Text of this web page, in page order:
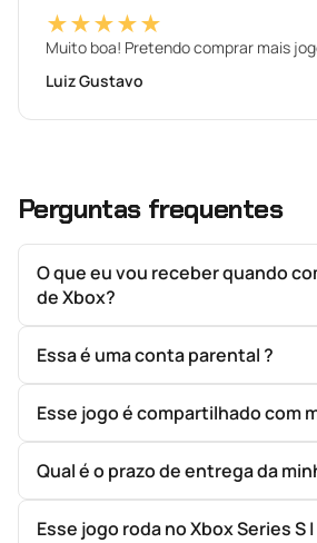
★★★★★
Muito boa! Pretendo comprar mais
Luiz Gustavo
Perguntas frequentes
O que eu vou receber quando
de Xbox?
Essa é uma conta parental ?
Esse jogo é compartilhado com
Qual é o prazo de entrega da
Esse jogo roda no Xbox Series S |